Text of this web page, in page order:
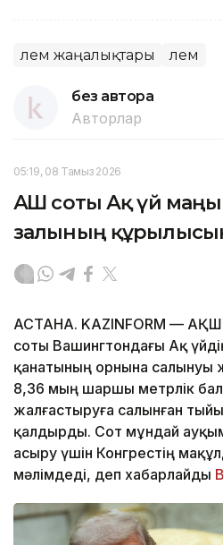
Әлем жаңалықтары Әлем
без автора
Авторлар
05:19, 08 Тамыз 2026
АҚШ соты Ақ үй
залының
АСТАНА. KAZINFORM —
соты Вашингтондағы Ақ
қанатының орнына салынуы
8,36 мың шаршы метрлік
жалғастыруға салынған
қалдырды. Сот мұндай
асыру үшін Конгрестің
мәлімдеді, деп хабарлайды